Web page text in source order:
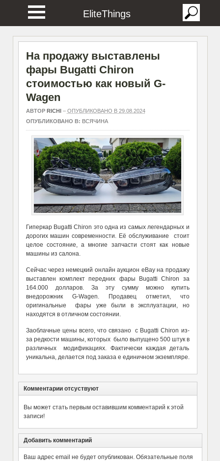
EliteThings
На продажу выставлены
фары Bugatti Chiron
стоимостью как новый G-
Wagen
АВТОР RICHI– ОПУБЛИКОВАНО В 29.08.2024
ОПУБЛИКОВАНО В: ВСЯЧИНА
Гиперкар Bugatti Chiron это одна из самых легендарных и
дорогих машин современности. Её обслуживание стоит
целое состояние, а многие запчасти стоят как новые
машины из салона.
Сейчас через немецкий онлайн аукцион eBay на продажу
выставлен комплект передних фары Bugatti Chiron за
164.000 долларов. За эту сумму можно купить
внедорожник G-Wagen. Продавец отметил, что
оригинальные фары уже были в эксплуатации, но
находятся в отличном состоянии.
Заоблачные цены всего, что связано с Bugatti Chiron из-
за редкости машины, которых было выпущено 500 штук в
различных модификациях. Фактически каждая деталь
уникальна, делается под заказа е единичном экземпляре.
Комментарии отсуствуют
Вы может стать первым оставившим комментарий к этой
записи!
Добавить комментарий
Ваш адрес email не будет опубликован. Обязательные поля